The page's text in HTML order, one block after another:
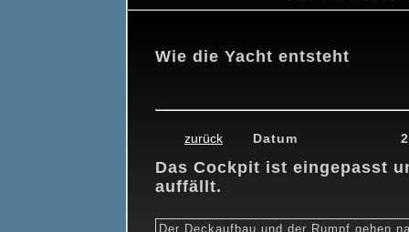
Wie die Yacht entsteht
zurück Datum
Das Cockpit ist eingepasst
auffällt.
Der Deckaufbau und der Rumpf gehen